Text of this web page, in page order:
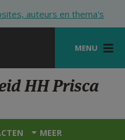
auteurs en thema's
MENU
HH Prisca
MEER